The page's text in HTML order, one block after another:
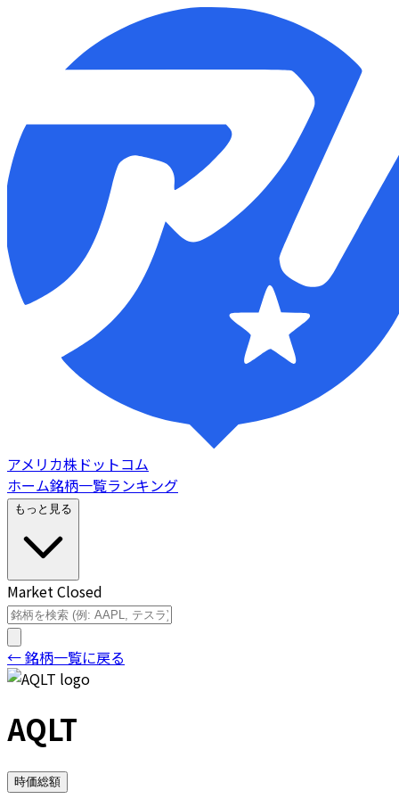
アメリカ株ドットコム
ホーム銘柄一覧ランキング
もっと見る
Market Closed
← 銘柄一覧に戻る
AQLT
時価総額